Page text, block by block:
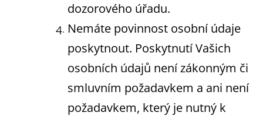
dozorového úřadu.
Nemáte povinnost osobní údaje
poskytnout. Poskytnutí Vašich
osobních údajů není zákonným či
smluvním požadavkem a ani není
požadavkem, který je nutný k